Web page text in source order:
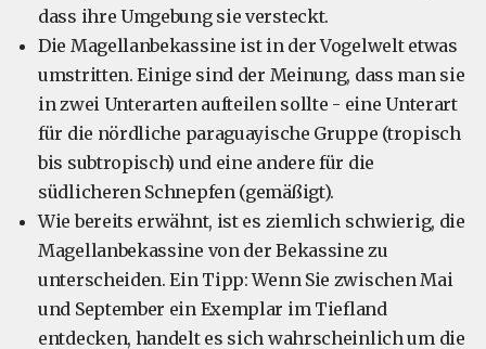
dass ihre Umgebung sie versteckt.
Die Magellanbekassine ist in der Vogelwelt etwas
umstritten. Einige sind der Meinung, dass man sie
in zwei Unterarten aufteilen sollte - eine Unterart
für die nördliche paraguayische Gruppe (tropisch
bis subtropisch) und eine andere für die
südlicheren Schnepfen (gemäßigt).
Wie bereits erwähnt, ist es ziemlich schwierig, die
Magellanbekassine von der Bekassine zu
unterscheiden. Ein Tipp: Wenn Sie zwischen Mai
und September ein Exemplar im Tiefland
entdecken, handelt es sich wahrscheinlich um die